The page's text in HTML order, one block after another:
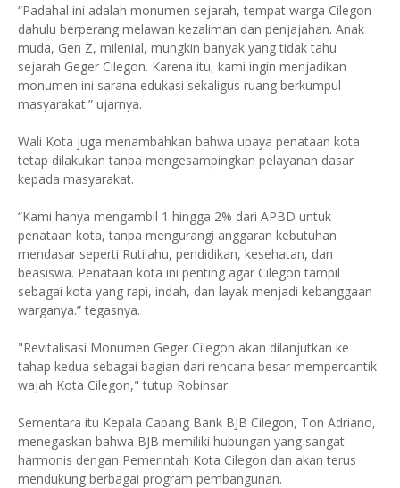
“Padahal ini adalah monumen sejarah, tempat warga Cilegon
dahulu berperang melawan kezaliman dan penjajahan. Anak
muda, Gen Z, milenial, mungkin banyak yang tidak tahu
sejarah Geger Cilegon. Karena itu, kami ingin menjadikan
monumen ini sarana edukasi sekaligus ruang berkumpul
masyarakat.” ujarnya.
Wali Kota juga menambahkan bahwa upaya penataan kota
tetap dilakukan tanpa mengesampingkan pelayanan dasar
kepada masyarakat.
“Kami hanya mengambil 1 hingga 2% dari APBD untuk
penataan kota, tanpa mengurangi anggaran kebutuhan
mendasar seperti Rutilahu, pendidikan, kesehatan, dan
beasiswa. Penataan kota ini penting agar Cilegon tampil
sebagai kota yang rapi, indah, dan layak menjadi kebanggaan
warganya.” tegasnya.
"Revitalisasi Monumen Geger Cilegon akan dilanjutkan ke
tahap kedua sebagai bagian dari rencana besar mempercantik
wajah Kota Cilegon," tutup Robinsar.
Sementara itu Kepala Cabang Bank BJB Cilegon, Ton Adriano,
menegaskan bahwa BJB memiliki hubungan yang sangat
harmonis dengan Pemerintah Kota Cilegon dan akan terus
mendukung berbagai program pembangunan.